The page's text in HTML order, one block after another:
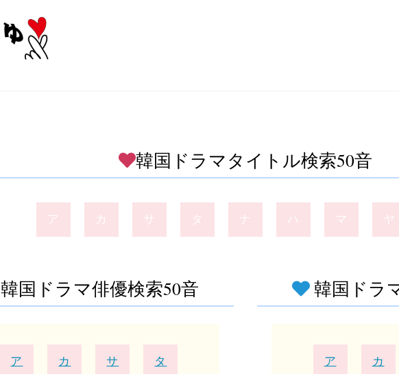
韓国ドラマタイトル検索50音
ア カ サ タ ナ ハ マ ヤ
韓国ドラマ俳優検索50音
ア カ サ タ
韓国ドラ
ア カ